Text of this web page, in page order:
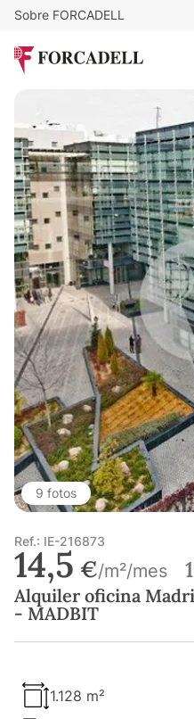
Sobre FORCADELL
Alquiler oficina
1.128 m²
9 fotos
Ref.: IE-216873
14,5 €/m²/mes
Alquiler oficina
- MADBIT
1.128 m²